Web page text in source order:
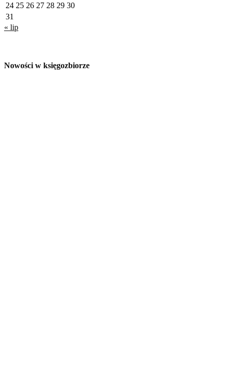
24 25 26 27 28 29 30
31
« lip
Nowości w księgozbiorze